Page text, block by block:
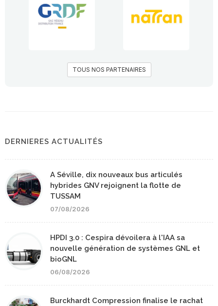
TOUS NOS PARTENAIRES
DERNIERES ACTUALITÉS
A Séville, dix nouveaux bus articulés
hybrides GNV rejoignent la flotte de
TUSSAM
07/08/2026
HPDI 3.0 : Cespira dévoilera à l'IAA sa
nouvelle génération de systèmes GNL et
bioGNL
06/08/2026
Burckhardt Compression finalise le rachat